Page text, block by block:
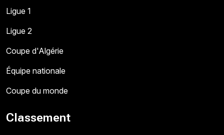
Ligue 1
Ligue 2
Coupe d'Algérie
Équipe nationale
Coupe du monde
Classement